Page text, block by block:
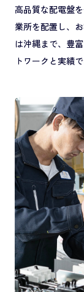
高品質な配電盤
業所を配置し、
は沖縄まで、豊
トワークと実績